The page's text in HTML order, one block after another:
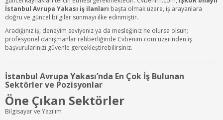
İstanbul Avrupa Yakası iş ilanları başta olmak üzere, iş arayanlara
doğru ve güncel bilgiler sunmayı ilke edinmiştir.
Aradığınız iş, deneyim seviyeniz ya da mesleğiniz ne olursa olsun;
profesyonel danışmanlar rehberliğinde Cvbenim.com üzerinden iş
başvurularınızı güvenle gerçekleştirebilirsiniz.
İstanbul Avrupa Yakası’nda En Çok İş Bulunan
Sektörler ve Pozisyonlar
Öne Çıkan Sektörler
Bilgisayar ve Yazılım